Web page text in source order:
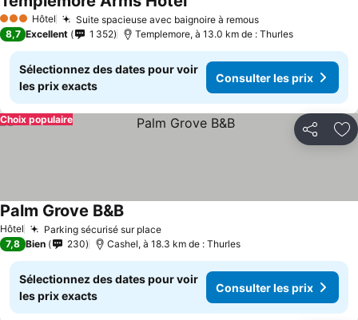
3 ÉtoilesHôtel Suite spacieuse avec baignoire à remousConsulter les
Consulter les prix
8,7 Excellent 1 352 Templemore, à 13.0 km de : Thurles
Sélectionnez des dates pour voir
les prix exacts
Consulter les prix
Partager
Choix populaire
Hôtel Parking sécurisé sur placeConsulter les prix
Palm Grove B&BConsulter les prix
7,8 Bien 230 Cashel, à 18.3 km de : Thurles
Sélectionnez des dates pour voir
les prix exacts
Consulter les prix